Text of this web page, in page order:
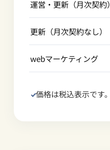
運営・更新（月次契約）
更新（月次契約なし）
webマーケティング
価格は税込表示です。